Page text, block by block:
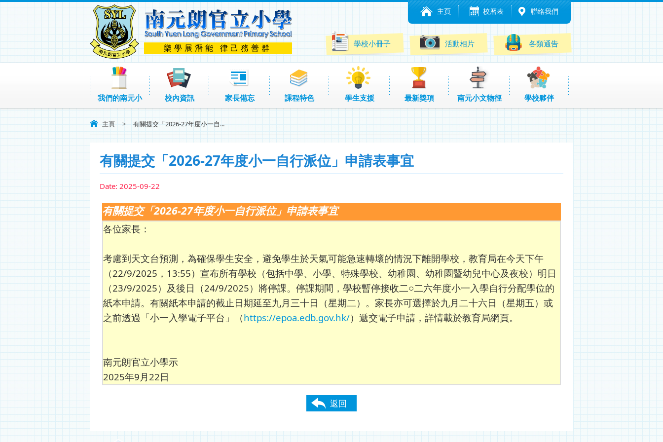
主頁 校曆表 聯絡我們
樂學展潛能 律己務善群 學校小冊子 活動相片 各類通告
我們的南元小 校內資訊 家長備忘 課程特色 學生支援 最新獎項 南元小文物徑 學校夥伴
主頁 > 有關提交「2026-27年度小一自...
有關提交「2026-27年度小一自行派位」申請表事宜
Date: 2025-09-22
有關提交「2026-27年度小一自行派位」申請表事宜
各位家長：
考慮到天文台預測，為確保學生安全，避免學生於天氣可能急速轉壞的情況下離開學校，教育局在今天下午
（22/9/2025，13:55）宣布所有學校（包括中學、小學、特殊學校、幼稚園、幼稚園暨幼兒中心及夜校）明日
（23/9/2025）及後日（24/9/2025）將停課。停課期間，學校暫停接收二○二六年度小一入學自行分配學位的
紙本申請。有關紙本申請的截止日期延至九月三十日（星期二）。家長亦可選擇於九月二十六日（星期五）或
之前透過「小一入學電子平台」（https://epoa.edb.gov.hk/）遞交電子申請，詳情載於教育局網頁。
南元朗官立小學示
2025年9月22日
返回